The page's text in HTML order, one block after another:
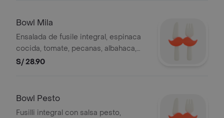
Bowl Mila
Ensalada de fusile integral, espinaca
cocida, tomate, pecanas, albahaca,
pasta de ajos asados, queso
S/ 28.90
Bowl Pesto
Fusilli integral con salsa pesto,